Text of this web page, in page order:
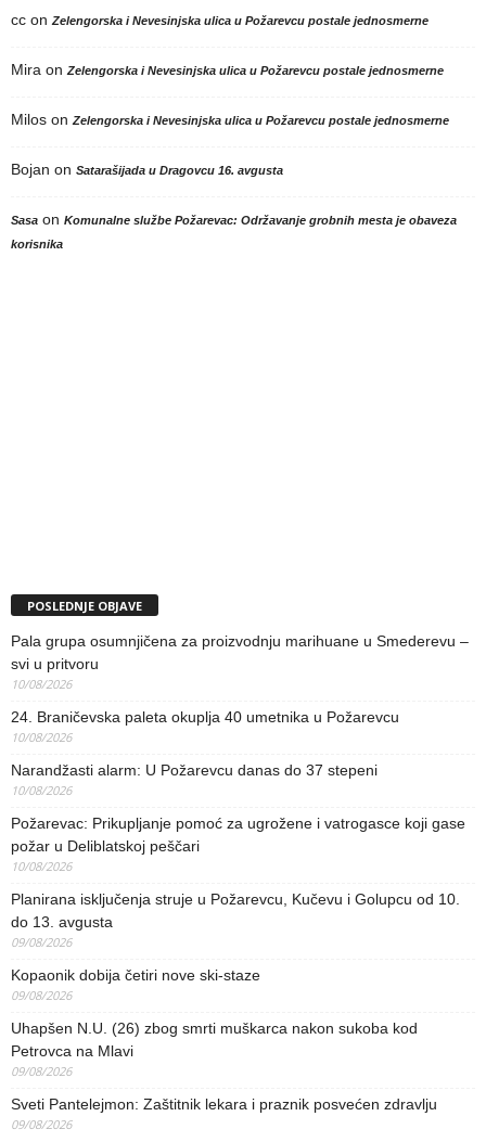
cc onZelengorska i Nevesinjska ulica u Požarevcu postale jednosmerne
Mira onZelengorska i Nevesinjska ulica u Požarevcu postale jednosmerne
Milos onZelengorska i Nevesinjska ulica u Požarevcu postale jednosmerne
Bojan on Satarašijada u Dragovcu 16. avgusta
Sasa on Komunalne službe Požarevac: Održavanje grobnih mesta je obaveza
korisnika
POSLEDNJE OBJAVE
Pala grupa osumnjičena za proizvodnju marihuane u Smederevu –
svi u pritvoru
10/08/2026
24. Braničevska paleta okuplja 40 umetnika u Požarevcu
10/08/2026
Narandžasti alarm: U Požarevcu danas do 37 stepeni
10/08/2026
Požarevac: Prikupljanje pomoć za ugrožene i vatrogasce koji gase
požar u Deliblatskoj peščari
10/08/2026
Planirana isključenja struje u Požarevcu, Kučevu i Golupcu od 10.
do 13. avgusta
09/08/2026
Kopaonik dobija četiri nove ski-staze
09/08/2026
Uhapšen N.U. (26) zbog smrti muškarca nakon sukoba kod
Petrovca na Mlavi
09/08/2026
Sveti Pantelejmon: Zaštitnik lekara i praznik posvećen zdravlju
09/08/2026